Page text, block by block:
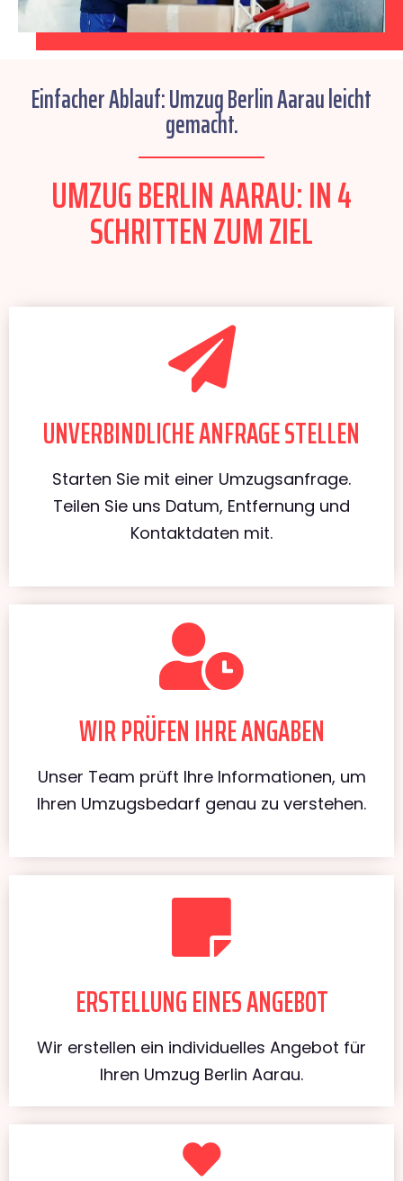
Einfacher Ablauf: Umzug Berlin Aarau leicht
gemacht.
UMZUG BERLIN AARAU: IN 4
SCHRITTEN ZUM ZIEL
UNVERBINDLICHE ANFRAGE STELLEN
Starten Sie mit einer Umzugsanfrage.
Teilen Sie uns Datum, Entfernung und
Kontaktdaten mit.
WIR PRÜFEN IHRE ANGABEN
Unser Team prüft Ihre Informationen, um
Ihren Umzugsbedarf genau zu verstehen.
ERSTELLUNG EINES ANGEBOT
Wir erstellen ein individuelles Angebot für
Ihren Umzug Berlin Aarau.